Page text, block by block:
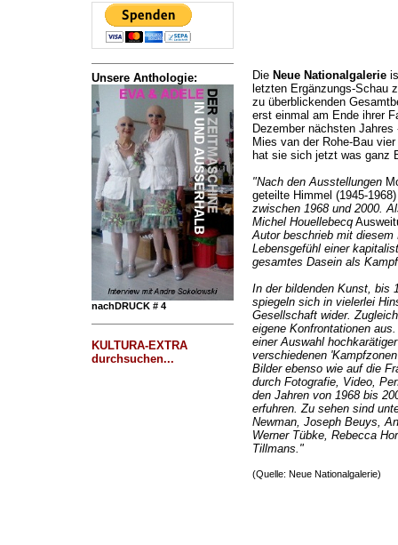
Unsere Anthologie:
nachDRUCK # 4
KULTURA-EXTRA
durchsuchen...
Die Neue Nationalgalerie
letzten Ergänzungs-Schau
zu überblickenden
erst einmal am Ende ihrer
Dezember nächsten
Mies van der Rohe-Bau
hat sie sich jetzt was ganz
"Nach den Ausstellungen
geteilte Himmel (1945-
zwischen 1968 und 2000.
Michel Houellebecq
Autor beschrieb mit diesem
Lebensgefühl einer
gesamtes Dasein als
In der bildenden Kunst, bis
spiegeln sich in vielerlei
Gesellschaft wider.
eigene Konfrontationen
einer Auswahl
verschiedenen
Bilder ebenso wie auf die
durch Fotografie, Video,
den Jahren von 1968 bis
erfuhren. Zu sehen sind
Newman, Joseph Beuys,
Werner Tübke, Rebecca
Tillmans."
(Quelle: Neue Nationalgalerie)